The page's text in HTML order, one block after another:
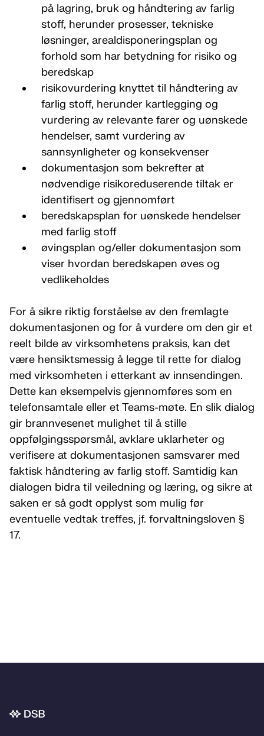
på lagring, bruk og håndtering av farlig
stoff, herunder prosesser, tekniske
løsninger, arealdisponeringsplan og
forhold som har betydning for risiko og
beredskap
risikovurdering knyttet til håndtering av
farlig stoff, herunder kartlegging og
vurdering av relevante farer og uønskede
hendelser, samt vurdering av
sannsynligheter og konsekvenser
dokumentasjon som bekrefter at
nødvendige risikoreduserende tiltak er
identifisert og gjennomført
beredskapsplan for uønskede hendelser
med farlig stoff
øvingsplan og/eller dokumentasjon som
viser hvordan beredskapen øves og
vedlikeholdes
For å sikre riktig forståelse av den fremlagte
dokumentasjonen og for å vurdere om den gir et
reelt bilde av virksomhetens praksis, kan det
være hensiktsmessig å legge til rette for dialog
med virksomheten i etterkant av innsendingen.
Dette kan eksempelvis gjennomføres som en
telefonsamtale eller et Teams-møte. En slik dialog
gir brannvesenet mulighet til å stille
oppfølgingsspørsmål, avklare uklarheter og
verifisere at dokumentasjonen samsvarer med
faktisk håndtering av farlig stoff. Samtidig kan
dialogen bidra til veiledning og læring, og sikre at
saken er så godt opplyst som mulig før
eventuelle vedtak treffes, jf. forvaltningsloven §
17.
Bunnområde